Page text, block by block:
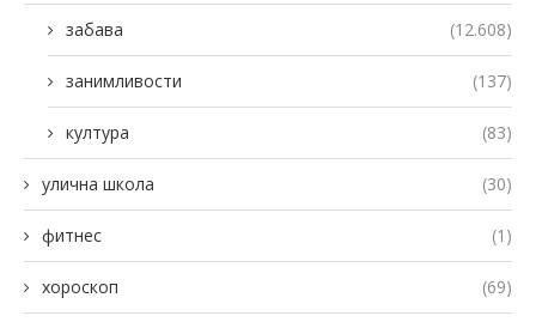
забава (12.608)
занимливости (137)
култура (83)
улична школа (30)
фитнес (1)
хороскоп (69)